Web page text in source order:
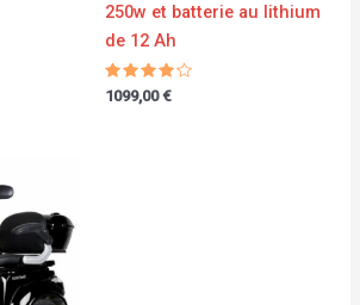
250w et batterie au lithium
de 12 Ah
Note
4.00
1099,00€
de
prix :
2070,00 €
2370,00 €